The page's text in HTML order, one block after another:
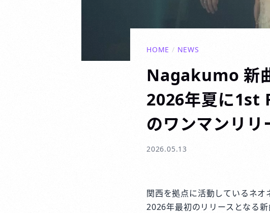
HOME / NEWS
Nagakumo 新
2026年夏に1st
のワンマンリリ
2026.05.13
関西を拠点に活動しているネ
2026年最初のリリースとなる新